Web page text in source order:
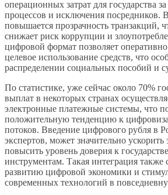
операционных затрат для государства
процессов и исключения посредников.
повышается прозрачность транзакций,
снижает риск коррупции и
цифровой формат позволяет
целевое использование средств, что
распределении социальных пособий и
По статистике, уже сейчас около 70%
выплат в некоторых странах
электронные платежные системы, что
положительную тенденцию к
потоков. Введение цифрового рубля в
экспертов, может значительно ускорить
повысить уровень доверия к
инструментам. Такая интеграция также
развитию цифровой экономики и
современных технологий в